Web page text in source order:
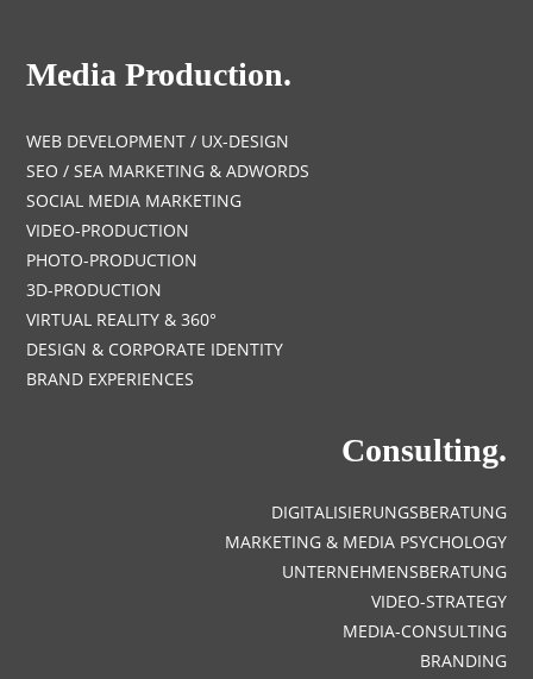
Media Production.
WEB DEVELOPMENT / UX-DESIGN
SEO / SEA MARKETING & ADWORDS
SOCIAL MEDIA MARKETING
VIDEO-PRODUCTION
PHOTO-PRODUCTION
3D-PRODUCTION
VIRTUAL REALITY & 360°
DESIGN & CORPORATE IDENTITY
BRAND EXPERIENCES
Consulting.
DIGITALISIERUNGSBERATUNG
MARKETING & MEDIA PSYCHOLOGY
UNTERNEHMENSBERATUNG
VIDEO-STRATEGY
MEDIA-CONSULTING
BRANDING